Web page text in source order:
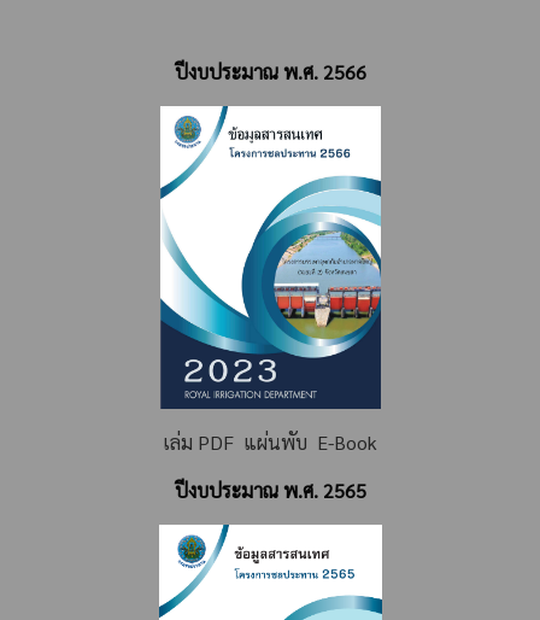
ปีงบประมาณ พ.ศ. 2566
เล่ม PDF แผ่นพับ E-Book
ปีงบประมาณ พ.ศ. 2565